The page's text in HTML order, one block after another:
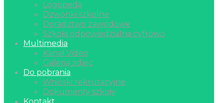
Logopeda
Dzwonki szkolne
Doradztwo zawodowe
Szkoła odpowiedzialna cyfrowo
Multimedia
Kanał Video
Galeria zdjęć
Do pobrania
Wnioski rekrutacyjne
Dokumenty szkoły